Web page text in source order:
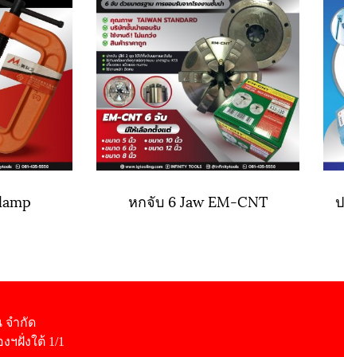
หกจับ 6 Jaw EM-CNT
จำกัด
ฯฝั่งใต้ 1/1